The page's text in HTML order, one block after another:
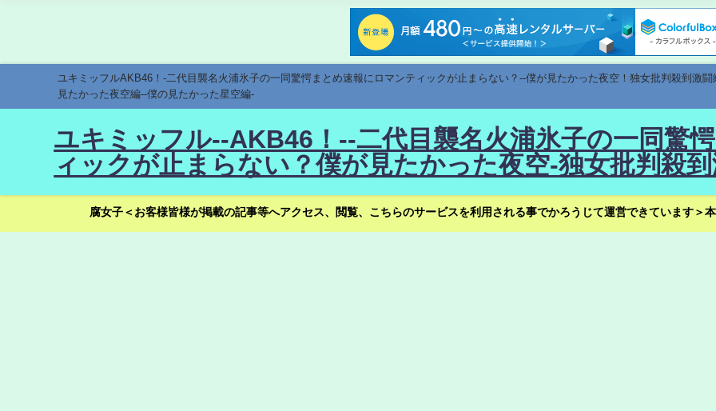
ユキミッフルAKB46！-二代目襲名火浦氷子の一同驚愕まとめ速報にロマンティックが止まらない？--僕が見たかった夜空！独女批判殺到激
見たかった夜空編--僕の見たかった星空編-
ユキミッフル--AKB46！--二代目襲名火浦氷子の一同驚
ィックが止まらない？僕が見たかった夜空-独女批判殺
腐女子＜お客様皆様が掲載の記事等へアクセス、閲覧、こちらのサービスを利用される事でかろうじて運営できています＞